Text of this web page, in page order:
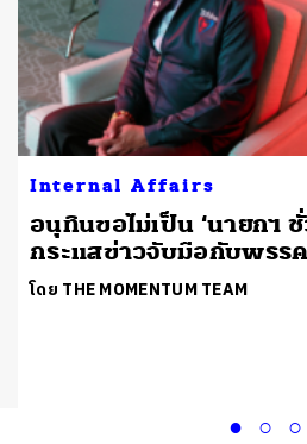
Internal Affairs
อนุทินขอไม่เป็น ‘นายกฯ
กระแสข่าวจับมือกับพรร
โดย THE MOMENTUM TEAM